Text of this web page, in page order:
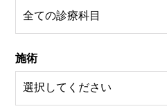
施術